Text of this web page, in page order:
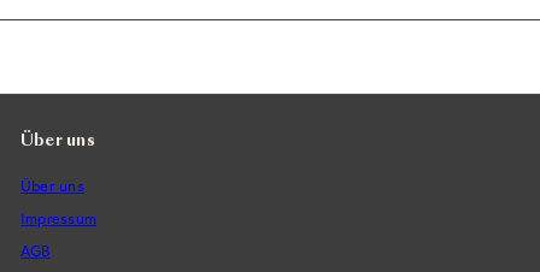
Über uns
Über uns
Impressum
AGB